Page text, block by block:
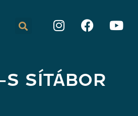
SÍTÁBOR